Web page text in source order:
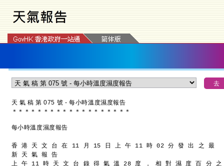
天 氣 稿 第 075 號 - 每小時溫度濕度報告
＊ ＊ ＊ ＊ ＊ ＊ ＊ ＊ ＊ ＊ ＊ ＊ ＊ ＊ ＊ ＊ ＊ ＊ ＊
每小時溫度濕度報告
香 港 天 文 台 在 11 月 15 日 上 午 11 時 02 分 發 出 之 最
新 天 氣 報 告
上 午 11 時 天 文 台 錄 得 氣 溫 28 度 ， 相 對 濕 度 百 分 之